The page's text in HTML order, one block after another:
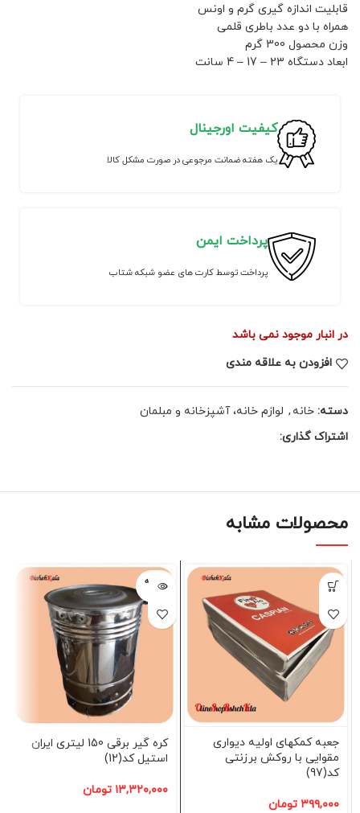
قابلیت اندازه گیری گرم و اونس
همراه با دو عدد باطری قلمی
وزن محصول 300 گرم
ابعاد دستگاه 23 – 17 – 4 سانت
کیفیت اورجینال
یک هفته ضمانت مرجوعی در صورت مشکل کالا
پرداخت ایمن
پرداخت توسط کارت های عضو شبکه شتاب
در انبار موجود نمی باشد
افزودن به علاقه مندی
دسته: خانه , لوازم خانه، آشپزخانه و مبلمان
اشتراک گذاری:
محصولات مشابه
جعبه کمکهای اولیه دیواری
مقوایی با روکش برزنتی
کد(97)
۳۹۹,۰۰۰ تومان
فروخته
شده
کره گیر برقی 150 لیتری ایران
استیل کد(12)
۱۳,۳۲۰,۰۰۰ تومان